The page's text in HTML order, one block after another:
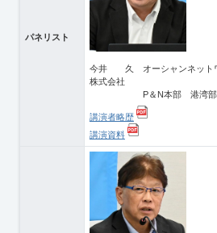
パネリスト
今井 久 オーシャンネットワ
株式会社
P＆N本部 港湾部
講演者略歴
講演資料